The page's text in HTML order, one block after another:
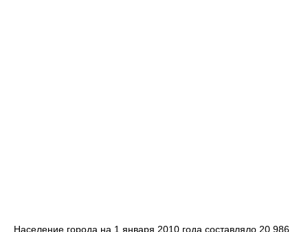
Население города на 1 января 2010 года составляло 20 986